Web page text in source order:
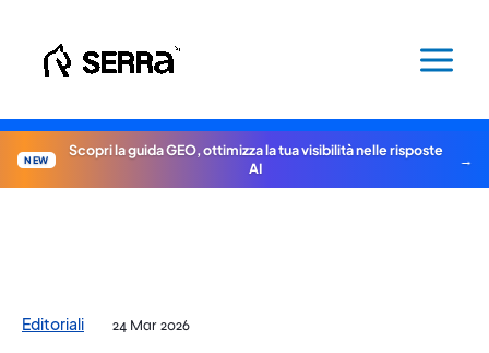
contenuto
NEW
Scopri la guida GEO, ottimizza la tua visibilità nelle risposte
AI
Editoriali 24 Mar 2026